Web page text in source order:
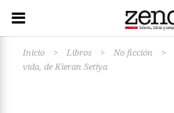
Inicio > Libros > No ficción >
vida, de Kieran Setiya